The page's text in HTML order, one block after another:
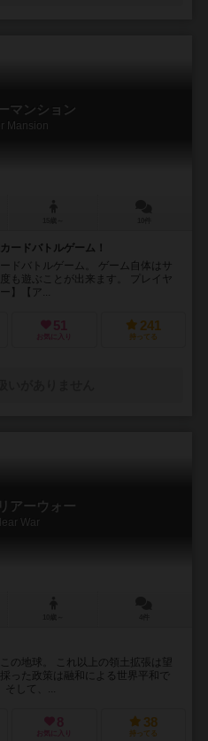
マンション
Mansion
ードバトルゲーム！
ドバトルゲーム。 ゲーム自体はサ
も遊ぶことが出来ます。 プレイヤ
】【ア...
51
お気に入り
241
持ってる
アーウォー
War
の地球。 これ以上の領土拡張は望
った政策は融和による世界平和で
そして、...
8
お気に入り
38
持ってる